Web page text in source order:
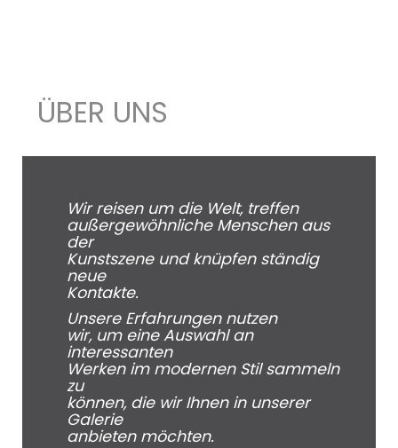
ÜBER UNS
Wir reisen um die Welt, treffen
außergewöhnliche Menschen aus
der
Kunstszene und knüpfen ständig
neue
Kontakte.
Unsere Erfahrungen nutzen
wir, um eine Auswahl an
interessanten
Werken im modernen Stil sammeln
zu
können, die wir Ihnen in unserer
Galerie
anbieten möchten.